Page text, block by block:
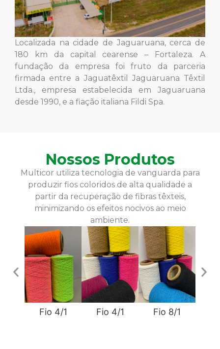
Localizada na cidade de Jaguaruana, cerca de
180 km da capital cearense – Fortaleza. A
fundação da empresa foi fruto da parceria
firmada entre a Jaguatêxtil Jaguaruana Têxtil
Ltda., empresa estabelecida em Jaguaruana
desde 1990, e a fiação italiana Fildi Spa.
Nossos Produtos
Multicor utiliza tecnologia de vanguarda para
produzir fios coloridos de alta qualidade a
partir da recuperação de fibras têxteis,
minimizando os efeitos nocivos ao meio
ambiente.
Fio 4/1 Fio 4/1 Fio 8/1